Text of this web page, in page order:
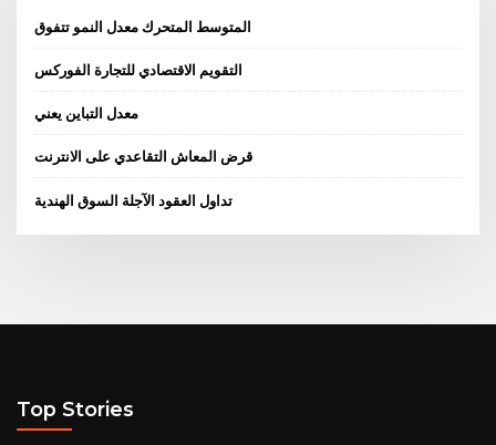
المتوسط ​​المتحرك معدل النمو تتفوق
التقويم الاقتصادي للتجارة الفوركس
معدل التباين يعني
قرض المعاش التقاعدي على الانترنت
تداول العقود الآجلة السوق الهندية
Top Stories